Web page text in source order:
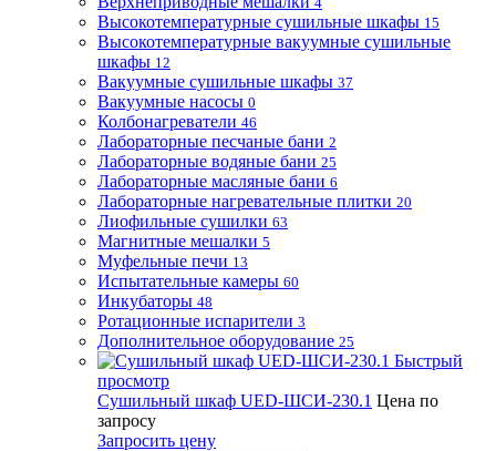
Высокотемпературные сушильные шкафы 15
Высокотемпературные вакуумные сушильные
шкафы 12
Вакуумные сушильные шкафы 37
Вакуумные насосы 0
Колбонагреватели 46
Лабораторные песчаные бани 2
Лабораторные водяные бани 25
Лабораторные масляные бани 6
Лабораторные нагревательные плитки 20
Лиофильные сушилки 63
Магнитные мешалки 5
Муфельные печи 13
Испытательные камеры 60
Инкубаторы 48
Ротационные испарители 3
Дополнительное оборудование 25
Быстрый
просмотр
Сушильный шкаф UED-ШСИ-230.1 Цена по
запросу
Запросить цену